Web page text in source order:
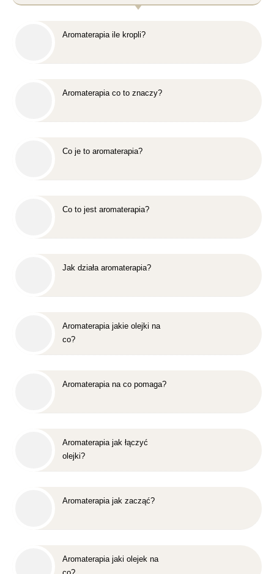
Aromaterapia ile kropli?
Aromaterapia co to znaczy?
Co je to aromaterapia?
Co to jest aromaterapia?
Jak działa aromaterapia?
Aromaterapia jakie olejki na
co?
Aromaterapia na co pomaga?
Aromaterapia jak łączyć
olejki?
Aromaterapia jak zacząć?
Aromaterapia jaki olejek na